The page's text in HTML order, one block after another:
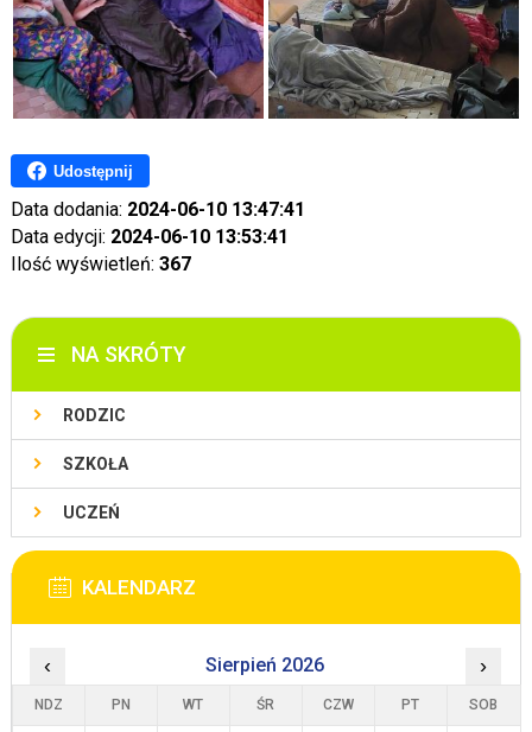
Udostępnij
Data dodania: 2024-06-10 13:47:41
Data edycji: 2024-06-10 13:53:41
Ilość wyświetleń: 367
NA SKRÓTY
RODZIC
SZKOŁA
UCZEŃ
KALENDARZ
‹ Sierpień 2026 ›
NDZ PN WT ŚR CZW PT SOB